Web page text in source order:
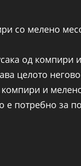
со мелено
од компири
целото
и
е потребно за